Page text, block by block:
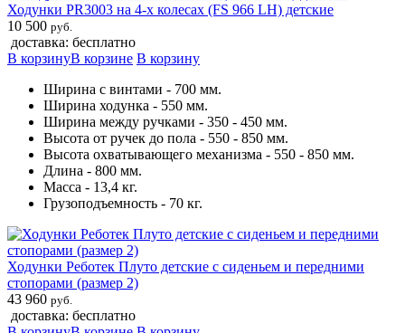
Ходунки PR3003 на 4-х колесах (FS 966 LH) детские
10 500 руб.
доставка: бесплатно
В корзинуВ корзине В корзину
Ширина с винтами - 700 мм.
Ширина ходунка - 550 мм.
Ширина между ручками - 350 - 450 мм.
Высота от ручек до пола - 550 - 850 мм.
Высота охватывающего механизма - 550 - 850 мм.
Длина - 800 мм.
Масса - 13,4 кг.
Грузоподъемность - 70 кг.
Ходунки Реботек Плуто детские с сиденьем и передними
стопорами (размер 2)
43 960 руб.
доставка: бесплатно